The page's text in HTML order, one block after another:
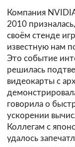
Компания
2010
своём стенде
известную нам
Это событие
решилась
видеокарты с
говорила о
ускорении
Коллегам с
удалось